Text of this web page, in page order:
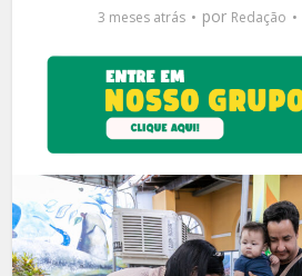
3 meses atrás por Redação